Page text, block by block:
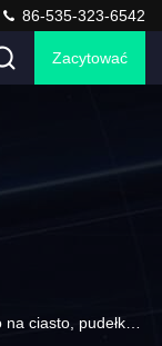
86-535-323-6542
Zacytować
na ciasto, pudełko